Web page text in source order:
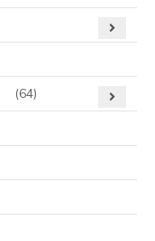
(64)